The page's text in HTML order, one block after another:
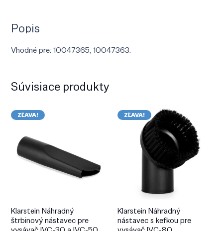
Popis
Vhodné pre: 10047365, 10047363.
Súvisiace produkty
ZĽAVA!
Klarstein Náhradný
štrbinový nástavec pre
ZĽAVA!
Klarstein Náhradný
nástavec s kefkou pre